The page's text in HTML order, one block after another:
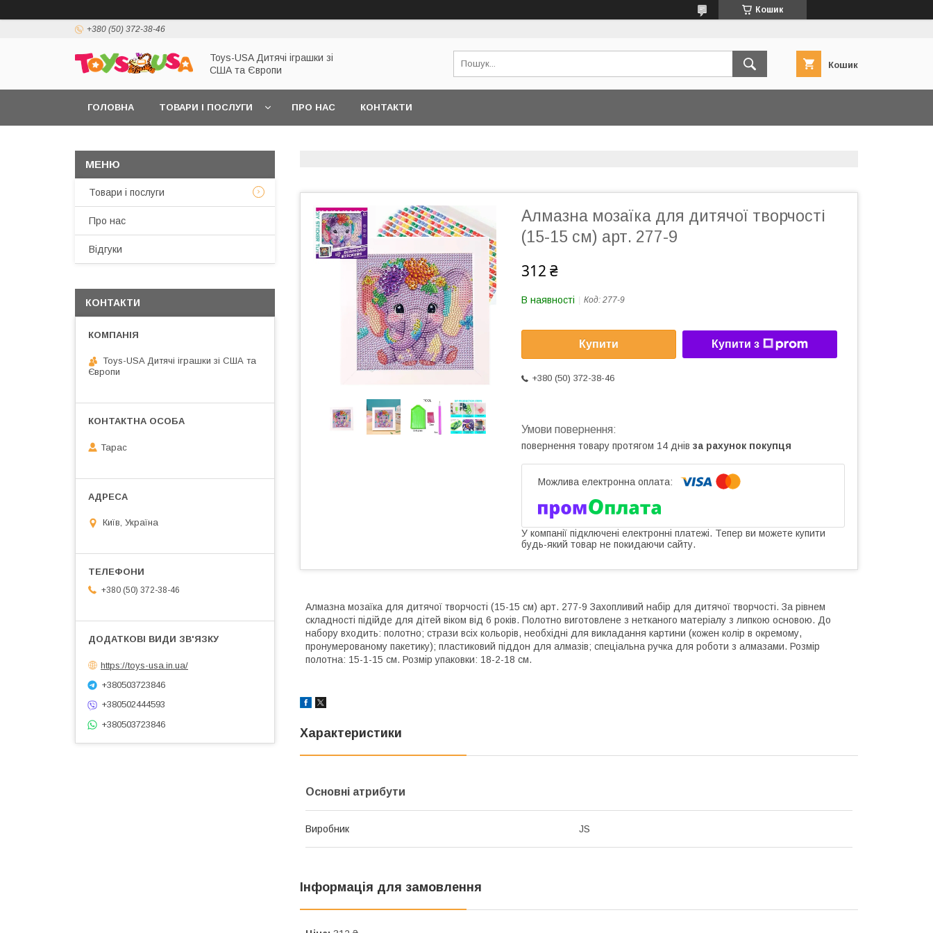
Кошик
+380 (50) 372-38-46
Toys-USA Дитячі іграшки зі
США та Європи
Кошик
ГОЛОВНА ТОВАРИ І ПОСЛУГИ ПРО НАС КОНТАКТИ
Алмазна мозаїка для дитячої творчості
(15-15 см) арт. 277-9
312 ₴
В наявності Код: 277-9
Купити Купити з
+380 (50) 372-38-46
повернення товару протягом 14 днів за рахунок покупця
У компанії підключені електронні платежі. Тепер ви можете купити
будь-який товар не покидаючи сайту.
Алмазна мозаїка для дитячої творчості (15-15 см) арт. 277-9 Захопливий набір для дитячої творчості. За рівнем
складності підійде для дітей віком від 6 років. Полотно виготовлене з нетканого матеріалу з липкою основою. До
набору входить: полотно; стрази всіх кольорів, необхідні для викладання картини (кожен колір в окремому,
пронумерованому пакетику); пластиковий піддон для алмазів; спеціальна ручка для роботи з алмазами. Розмір
полотна: 15-1-15 см. Розмір упаковки: 18-2-18 см.
Характеристики
Основні атрибути
Виробник JS
Інформація для замовлення
Товари і послуги
Про нас
Відгуки
КОНТАКТИ
Toys-USA Дитячі іграшки зі США та
Європи
Тарас
Київ, Україна
+380 (50) 372-38-46
https://toys-usa.in.ua/
+380503723846
+380502444593
+380503723846